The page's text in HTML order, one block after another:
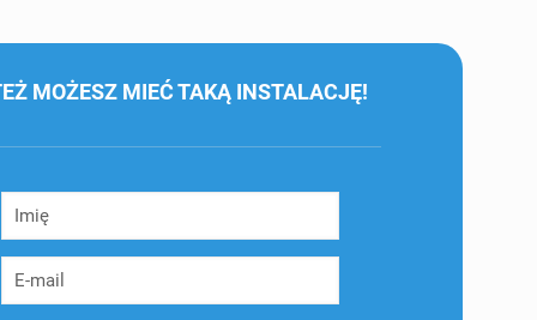
MOŻESZ MIEĆ TAKĄ INSTALACJĘ!